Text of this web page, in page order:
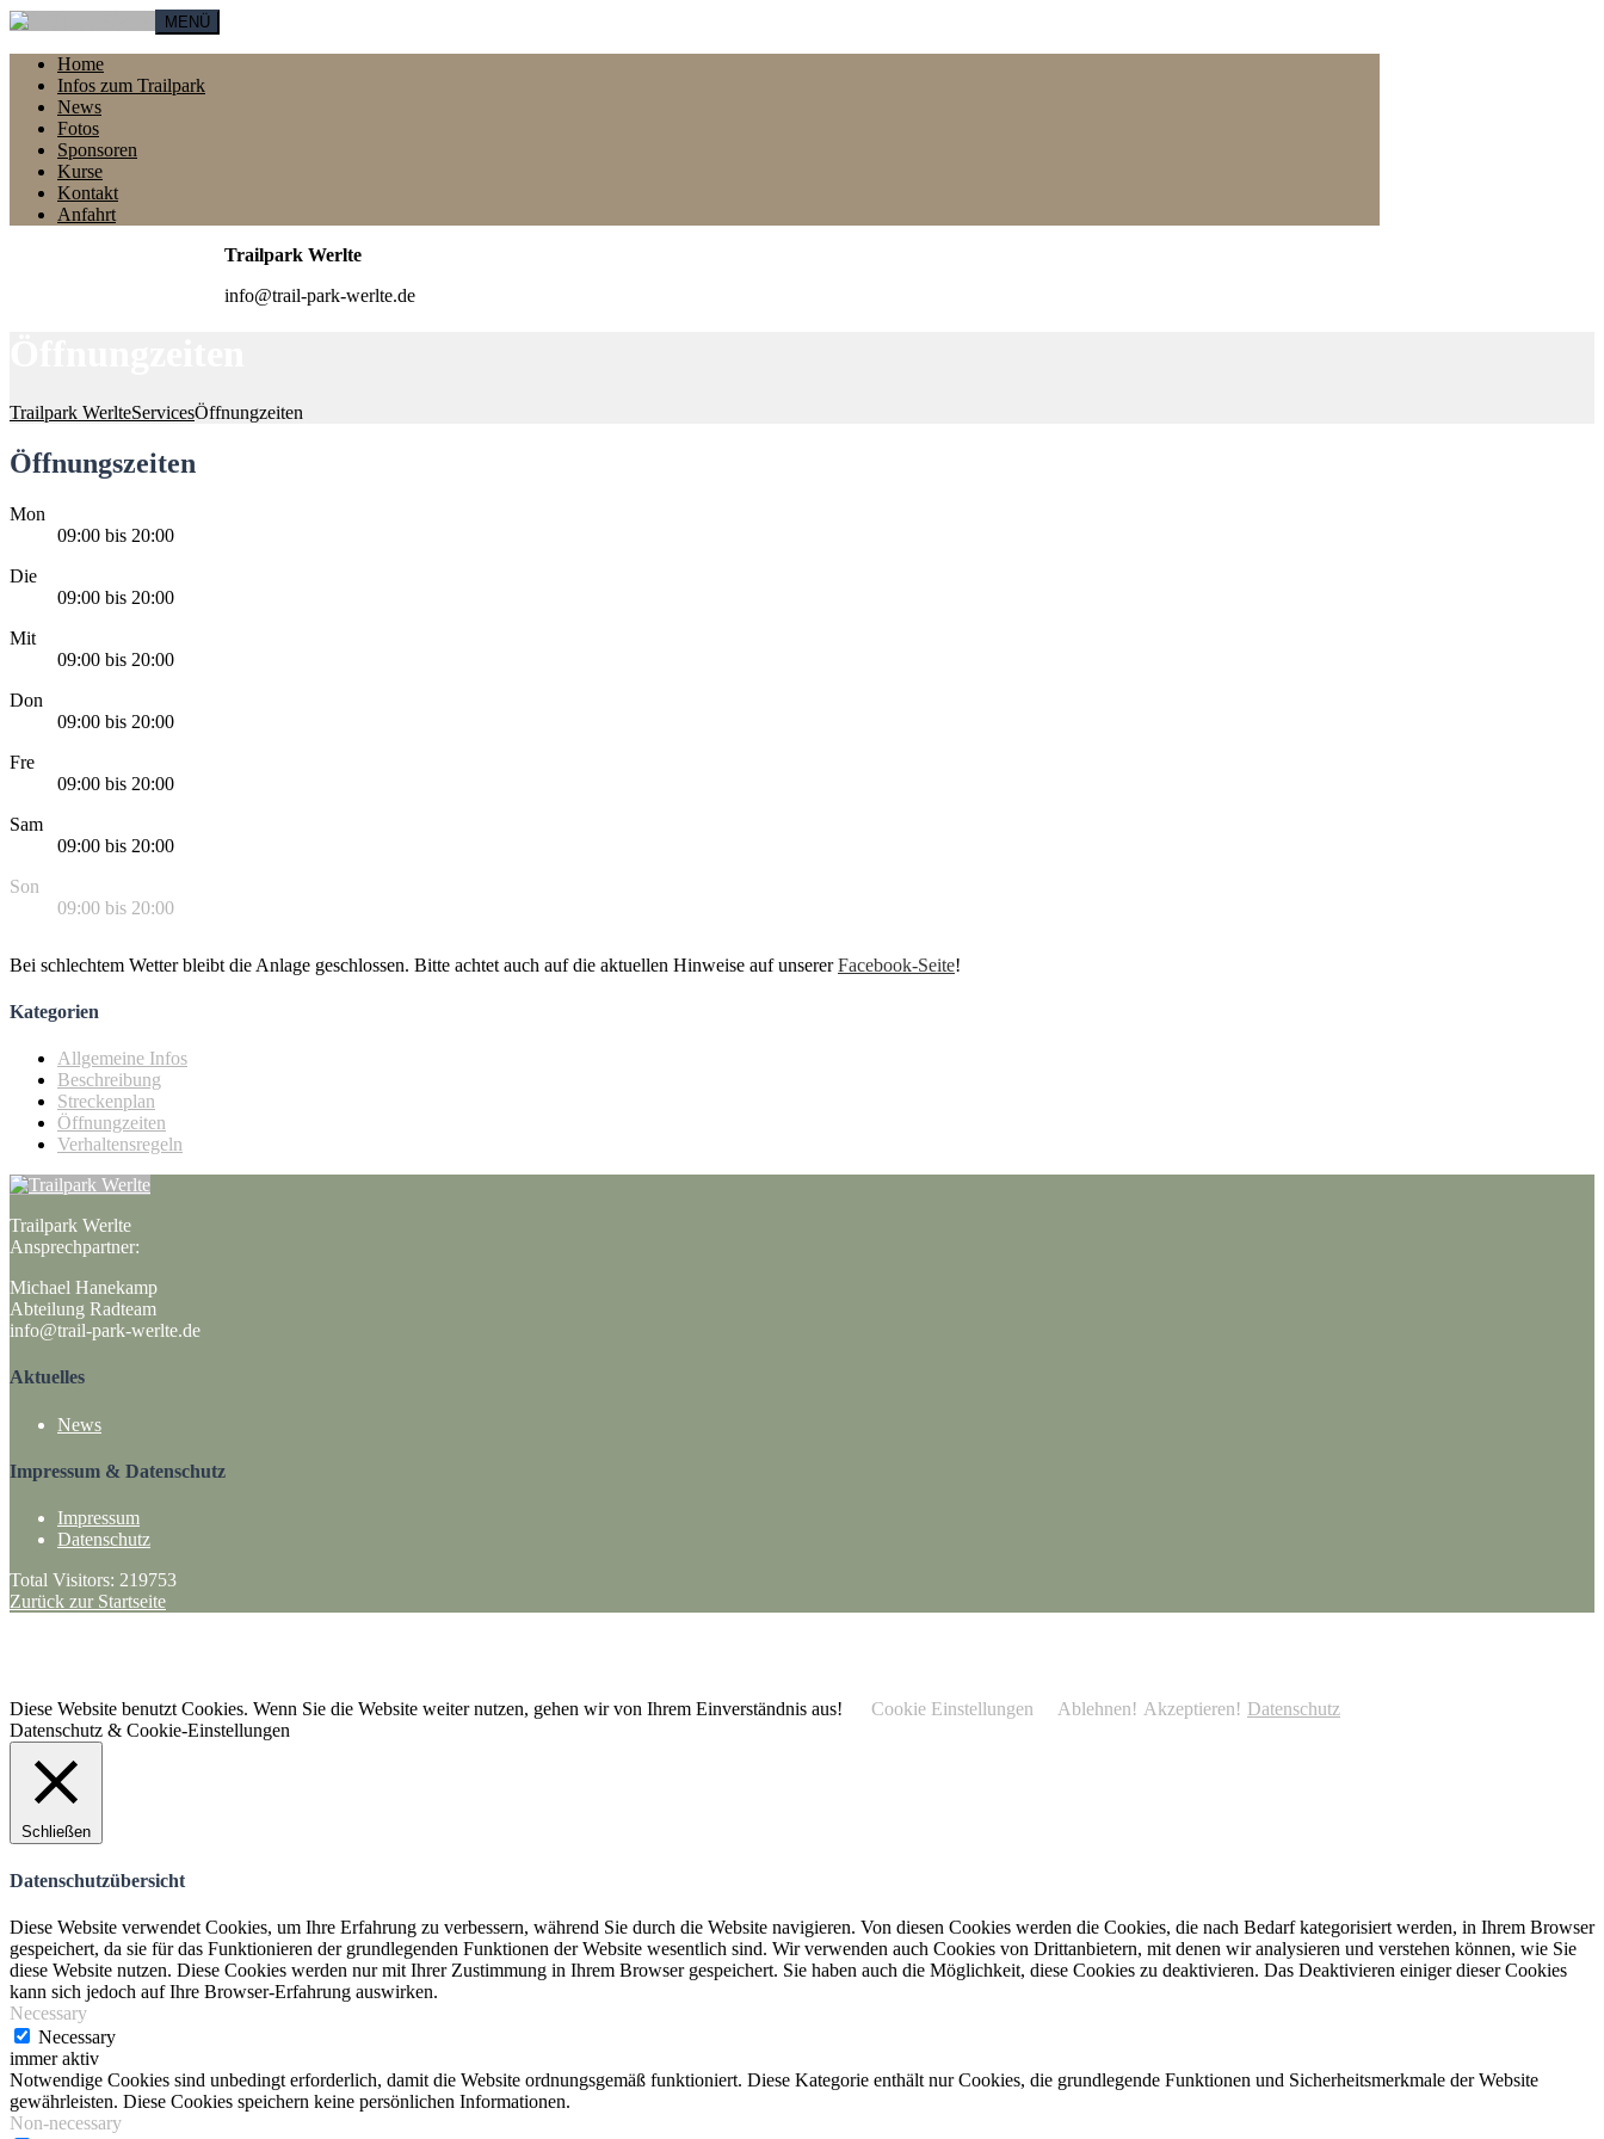
MENÜ
Home
Infos zum Trailpark
News
Fotos
Sponsoren
Kurse
Kontakt
Anfahrt
Trailpark Werlte
info@trail-park-werlte.de
Trailpark WerlteServicesÖffnungzeiten
Öffnungszeiten
Mon
09:00 bis 20:00
Die
09:00 bis 20:00
Mit
09:00 bis 20:00
Don
09:00 bis 20:00
Fre
09:00 bis 20:00
Sam
09:00 bis 20:00
Son
09:00 bis 20:00
Bei schlechtem Wetter bleibt die Anlage geschlossen. Bitte achtet auch auf die aktuellen Hinweise auf unsererFacebook-Seite!
Kategorien
Allgemeine Infos
Beschreibung
Streckenplan
Öffnungzeiten
Verhaltensregeln
Trailpark Werlte
Ansprechpartner:
Michael Hanekamp
Abteilung Radteam
info@trail-park-werlte.de
Aktuelles
News
Impressum & Datenschutz
Impressum
Datenschutz
Total Visitors: 219753
Zurück zur Startseite
Diese Website benutzt Cookies. Wenn Sie die Website weiter nutzen, gehen wir von Ihrem Einverständnis aus!
Cookie Einstellungen Ablehnen! Akzeptieren! Datenschutz
Datenschutz & Cookie-Einstellungen
Schließen
Datenschutzübersicht
Diese Website verwendet Cookies, um Ihre Erfahrung zu verbessern, während Sie durch die Website navigieren. Von diesen Cookies werden die Cookies, die nach Bedarf kategorisiert werden, in Ihrem Browser
gespeichert, da sie für das Funktionieren der grundlegenden Funktionen der Website wesentlich sind. Wir verwenden auch Cookies von Drittanbietern, mit denen wir analysieren und verstehen können, wie Sie
diese Website nutzen. Diese Cookies werden nur mit Ihrer Zustimmung in Ihrem Browser gespeichert. Sie haben auch die Möglichkeit, diese Cookies zu deaktivieren. Das Deaktivieren einiger dieser Cookies
kann sich jedoch auf Ihre Browser-Erfahrung auswirken.
Necessary
Necessary
immer aktiv
Notwendige Cookies sind unbedingt erforderlich, damit die Website ordnungsgemäß funktioniert. Diese Kategorie enthält nur Cookies, die grundlegende Funktionen und Sicherheitsmerkmale der Website
gewährleisten. Diese Cookies speichern keine persönlichen Informationen.
Non-necessary